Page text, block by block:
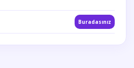
Buradasınız